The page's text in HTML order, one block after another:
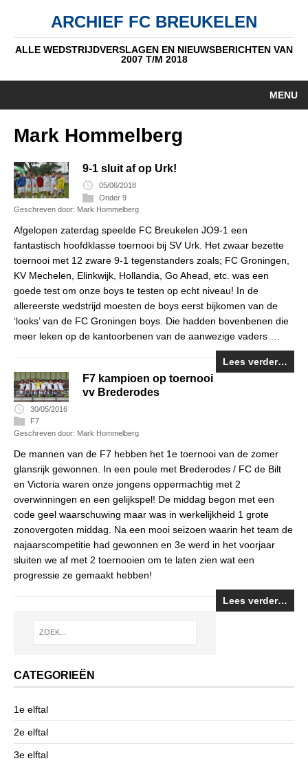
ARCHIEF FC BREUKELEN
ALLE WEDSTRIJDVERSLAGEN EN NIEUWSBERICHTEN VAN
2007 T/M 2018
MENU
PUPIL V/D WEEK
AUTEURS
ALGEMEEN
DATUM
Mark Hommelberg
9-1 sluit af op Urk!
05/06/2018
Onder 9
Geschreven door: Mark Hommelberg
Afgelopen zaterdag speelde FC Breukelen JO9-1 een
fantastisch hoofdklasse toernooi bij SV Urk. Het zwaar bezette
toernooi met 12 zware 9-1 tegenstanders zoals; FC Groningen,
KV Mechelen, Elinkwijk, Hollandia, Go Ahead, etc. was een
goede test om onze boys te testen op echt niveau! In de
allereerste wedstrijd moesten de boys eerst bijkomen van de
‘looks’ van de FC Groningen boys. Die hadden bovenbenen die
meer leken op de kantoorbenen van de aanwezige vaders….
Lees verder…
F7 kampioen op toernooi
vv Brederodes
30/05/2016
F7
Geschreven door: Mark Hommelberg
De mannen van de F7 hebben het 1e toernooi van de zomer
glansrijk gewonnen. In een poule met Brederodes / FC de Bilt
en Victoria waren onze jongens oppermachtig met 2
overwinningen en een gelijkspel! De middag begon met een
code geel waarschuwing maar was in werkelijkheid 1 grote
zonovergoten middag. Na een mooi seizoen waarin het team de
najaarscompetitie had gewonnen en 3e werd in het voorjaar
sluiten we af met 2 toernooien om te laten zien wat een
progressie ze gemaakt hebben!
Lees verder…
CATEGORIEËN
1e elftal
2e elftal
3e elftal